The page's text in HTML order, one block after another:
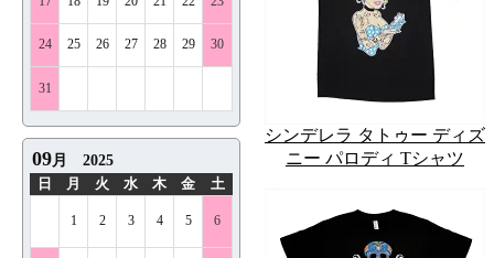
シンデレラ タトゥー ディズ
ニー パロディ Tシャツ